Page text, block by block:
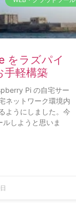
をラズパイ
手軽構築
Pi の自宅サー
ネットワーク環境内
ようにしました。今
しようと思いま